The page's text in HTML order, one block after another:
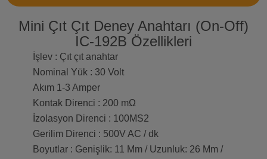
Mini Çıt Çıt Deney Anahtarı (On-Off)
IC-192B Özellikleri
İşlev : Çıt çıt anahtar
Nominal Yük : 30 Volt
Akım 1-3 Amper
Kontak Direnci : 200 mΩ
İzolasyon Direnci : 100MS2
Gerilim Direnci : 500V AC / dk
Boyutlar : Genişlik: 11 Mm / Uzunluk: 26 Mm /